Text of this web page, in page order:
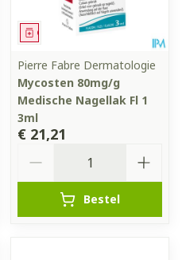
Geneesmiddel
Pierre Fabre Dermatologie
Mycosten 80mg/g
Medische Nagellak Fl 1
3ml
€ 21,21
Bestel